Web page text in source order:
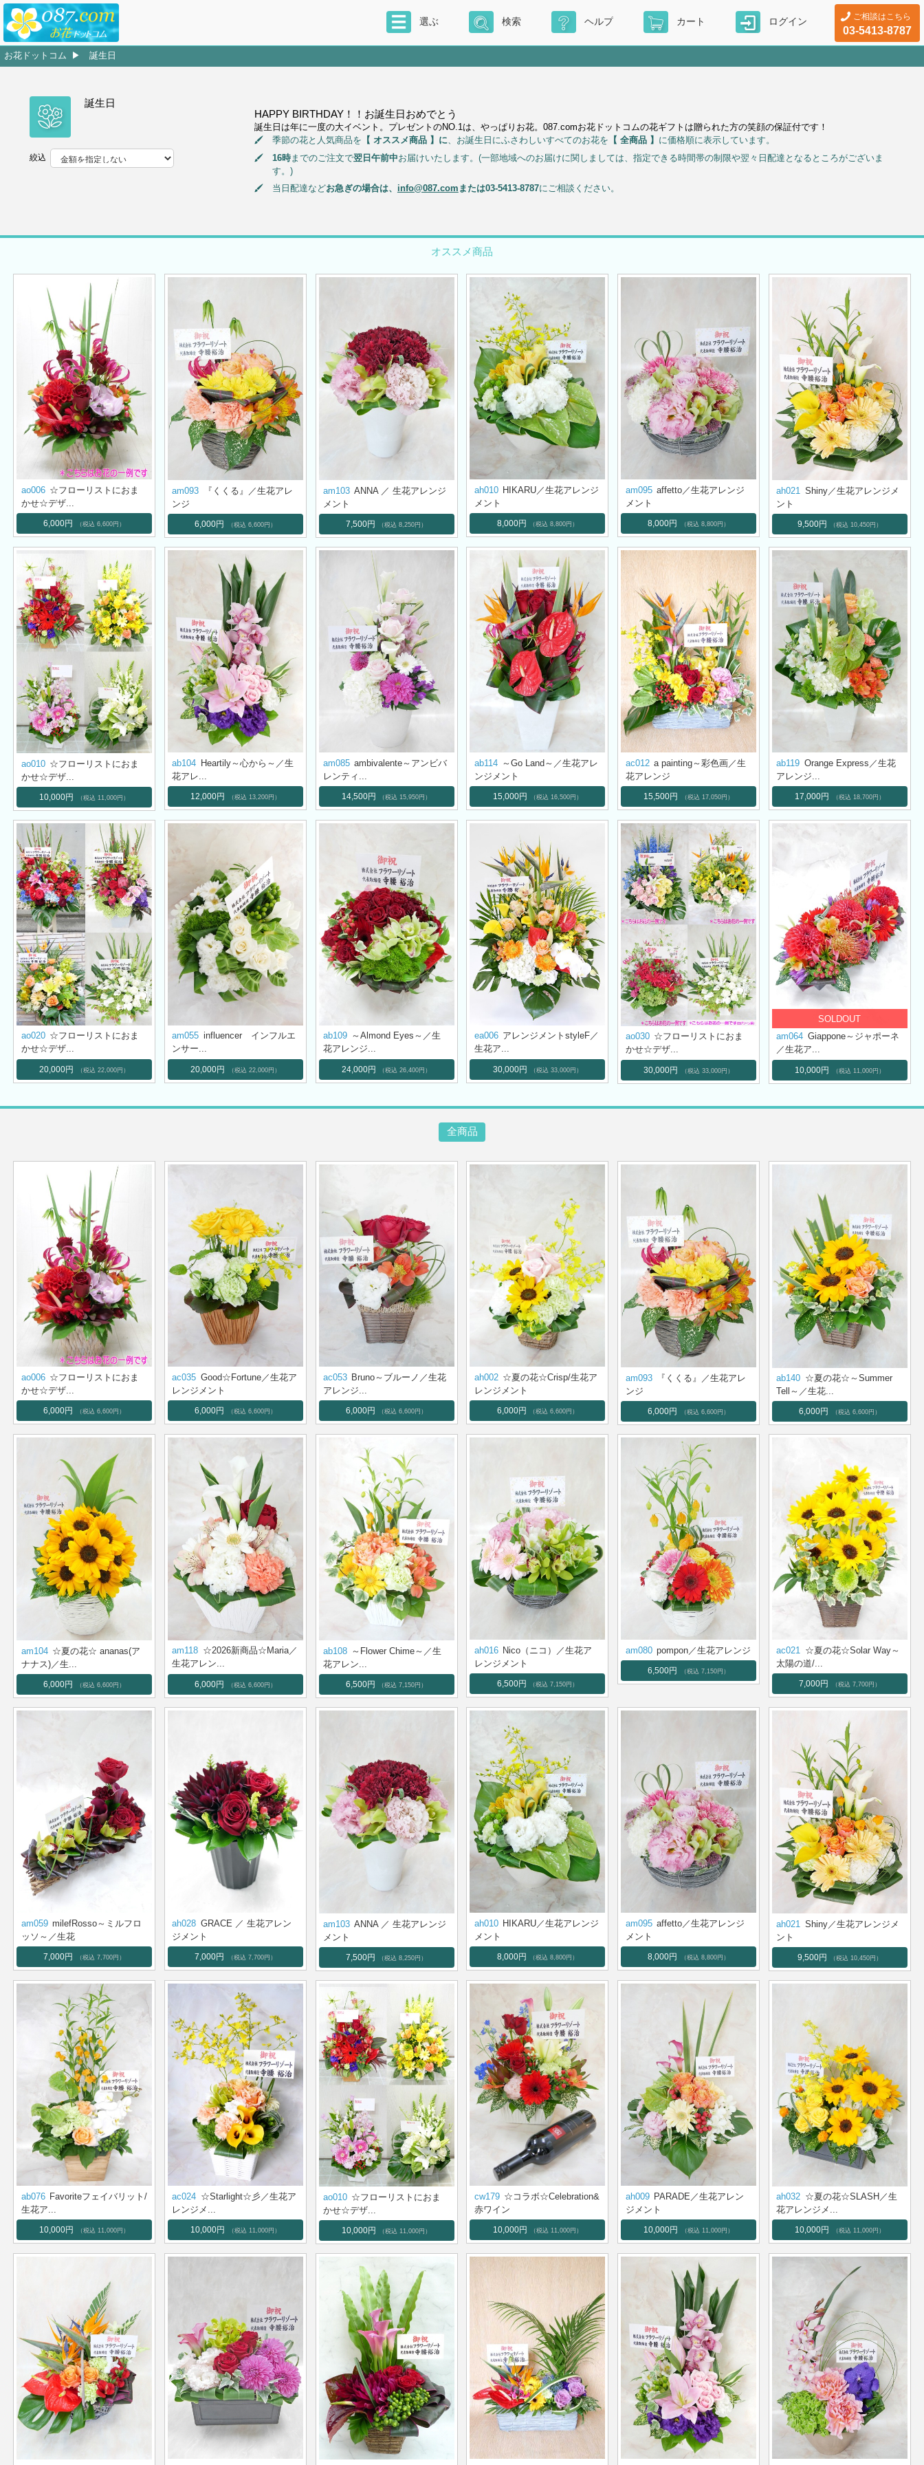
ご相談はこちら
03-5413-8787
選ぶ 検索 ヘルプ カート ログイン
お花ドットコム 誕生日
誕生日
HAPPY BIRTHDAY！！お誕生日おめでとう
誕生日は年に一度の大イベント。プレゼントのNO.1は、やっぱりお花。087.comお花ドットコムの花ギフトは贈られた方の笑顔の保証付です！
季節の花と人気商品を 【 オススメ商品 】に、お誕生日にふさわしいすべてのお花を 【 全商品 】 に価格順に表示しています。
16時までのご注文で翌日午前中お届けいたします。(一部地域へのお届けに関しましては、指定できる時間帯の制限や翌々日配達となるところがございま
す。)
当日配達などお急ぎの場合は、 info@087.com または03-5413-8787にご相談ください。
絞込
オススメ商品
ao006 ☆フローリストにおま
かせ☆デザ...
6,000円 （税込 6,600円）
am093
『くくる』／生花アレ
ンジ
6,000円 （税込 6,600円）
am103 ANNA ／ 生花アレンジ
メント
7,500円 （税込 8,250円）
ah010 HIKARU／生花アレンジ
メント
8,000円 （税込 8,800円）
am095 affetto／生花アレンジ
メント
8,000円 （税込 8,800円）
ah021
Shiny／生花アレンジメ
ント
9,500円 （税込 10,450円）
ao010 ☆フローリストにおま
かせ☆デザ...
10,000円 （税込 11,000円）
ab104 Heartily～心から～／生
花アレ...
12,000円 （税込 13,200円）
am085 ambivalente～アンビバ
レンティ...
14,500円 （税込 15,950円）
ab114 ～Go Land～／生花アレ
ンジメント
15,000円 （税込 16,500円）
ac012 a painting～彩色画／生
花アレンジ
15,500円 （税込 17,050円）
ab119 Orange Express／生花
アレンジ...
17,000円 （税込 18,700円）
ao020 ☆フローリストにおま
かせ☆デザ...
20,000円 （税込 22,000円）
am055 influencer インフルエ
ンサー...
20,000円 （税込 22,000円）
ab109 ～Almond Eyes～／生
花アレンジ...
24,000円 （税込 26,400円）
ea006 アレンジメントstyleF／
生花ア...
30,000円 （税込 33,000円）
ao030 ☆フローリストにおま
かせ☆デザ...
30,000円 （税込 33,000円）
am064 Giappone～ジャポーネ
／生花ア...
10,000円 （税込 11,000円）
全商品
ao006 ☆フローリストにおま
かせ☆デザ...
6,000円 （税込 6,600円）
ac035 Good☆Fortune／生花ア
レンジメント
6,000円 （税込 6,600円）
ac053 Bruno～ブルーノ／生花
アレンジ...
6,000円 （税込 6,600円）
ah002 ☆夏の花☆Crisp/生花ア
レンジメント
6,000円 （税込 6,600円）
am093
『くくる』／生花アレ
ンジ
6,000円 （税込 6,600円）
ab140 ☆夏の花☆～Summer
Tell～／生花...
6,000円 （税込 6,600円）
am104 ☆夏の花☆ ananas(ア
ナナス)／生...
6,000円 （税込 6,600円）
am118 ☆2026新商品☆Maria／
生花アレン...
6,000円 （税込 6,600円）
ab108 ～Flower Chime～／生
花アレン...
6,500円 （税込 7,150円）
ah016 Nico（ニコ）／生花ア
レンジメント
6,500円 （税込 7,150円）
am080 pompon／生花アレンジ
6,500円 （税込 7,150円）
ac021
☆夏の花☆Solar Way～
太陽の道/...
7,000円 （税込 7,700円）
am059 milefRosso～ミルフロ
ッソ～／生花
7,000円 （税込 7,700円）
ah028 GRACE ／ 生花アレン
ジメント
7,000円 （税込 7,700円）
am103 ANNA ／ 生花アレンジ
メント
7,500円 （税込 8,250円）
ah010 HIKARU／生花アレンジ
メント
8,000円 （税込 8,800円）
am095 affetto／生花アレンジ
メント
8,000円 （税込 8,800円）
ah021
Shiny／生花アレンジメ
ント
9,500円 （税込 10,450円）
ab076 Favoriteフェイバリット/
生花ア...
10,000円 （税込 11,000円）
ac024 ☆Starlight☆彡／生花ア
レンジメ...
10,000円 （税込 11,000円）
ao010 ☆フローリストにおま
かせ☆デザ...
10,000円 （税込 11,000円）
cw179 ☆コラボ☆Celebration&
赤ワイン
10,000円 （税込 11,000円）
ah009 PARADE／生花アレン
ジメント
10,000円 （税込 11,000円）
ah032 ☆夏の花☆SLASH／生
花アレンジメ...
10,000円 （税込 11,000円）